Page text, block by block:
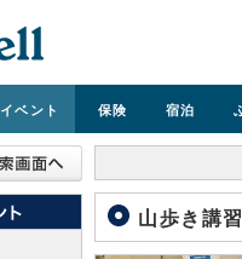
イベント 保険 宿泊
山歩き講